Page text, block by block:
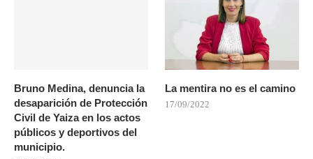
Bruno Medina, denuncia la
desaparición de Protección
Civil de Yaiza en los actos
públicos y deportivos del
municipio.
La mentira no es el camino
17/09/2022